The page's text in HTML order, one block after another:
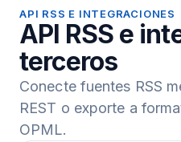
API RSS E INTEGRACIONES
API RSS e
terceros
Conecte fuentes RSS
REST o exporte a
OPML.